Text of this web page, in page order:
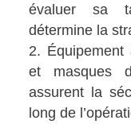
évaluer sa
détermine la
et masques
assurent la
long de